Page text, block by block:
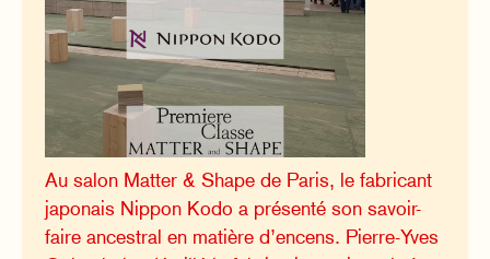
Au salon Matter & Shape de Paris, le fabricant
japonais Nippon Kodo a présenté son savoir-
faire ancestral en matière d’encens. Pierre-Yves